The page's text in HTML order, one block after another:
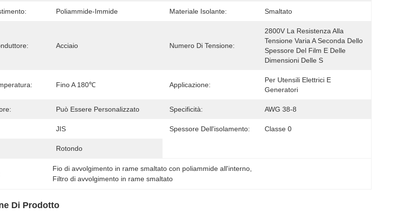
Poliammide-Immide Materiale Isolante: Smaltato
Acciaio Numero Di Tensione:
2800V La Resistenza Alla
Tensione Varia A Seconda Dello
Spessore Del Film E Delle
Dimensioni Delle S
Fino A 180℃ Applicazione:
Per Utensili Elettrici E
Generatori
Può Essere Personalizzato Specificità: AWG 38-8
JIS Spessore Dell'isolamento: Classe 0
Rotondo
Fio di avvolgimento in rame smaltato con poliammide all'interno
Filtro di avvolgimento in rame smaltato
Di Prodotto